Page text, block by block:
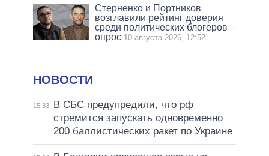
Стерненко и Портников
возглавили рейтинг доверия
среди политических блогеров –
опрос 10 августа 2026, 12:52
НОВОСТИ
15:33
В СБС предупредили, что рф
стремится запускать одновременно
200 баллистических ракет по Украине